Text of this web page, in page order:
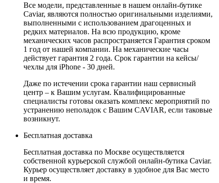
Все модели, представленные в нашем онлайн-бутике
Caviar, являются полностью оригинальными изделиями,
выполненными с использованием драгоценных и
редких материалов. На всю продукцию, кроме
механических часов распространяется Гарантия сроком
1 год от нашей компании. На механические часы
действует гарантия 2 года. Срок гарантии на кейсы/
чехлы для iPhone - 30 дней.
Даже по истечении срока гарантии наш сервисный
центр – к Вашим услугам. Квалифицированные
специалисты готовы оказать комплекс мероприятий по
устранению неполадок с Вашим CAVIAR, если таковые
возникнут.
Бесплатная доставка
Бесплатная доставка по Москве осуществляется
собственной курьерской службой онлайн-бутика Caviar.
Курьер осуществляет доставку в удобное для Вас место
и время.